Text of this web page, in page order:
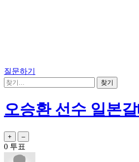
질문하기
오승환 선수 일본
0 투표